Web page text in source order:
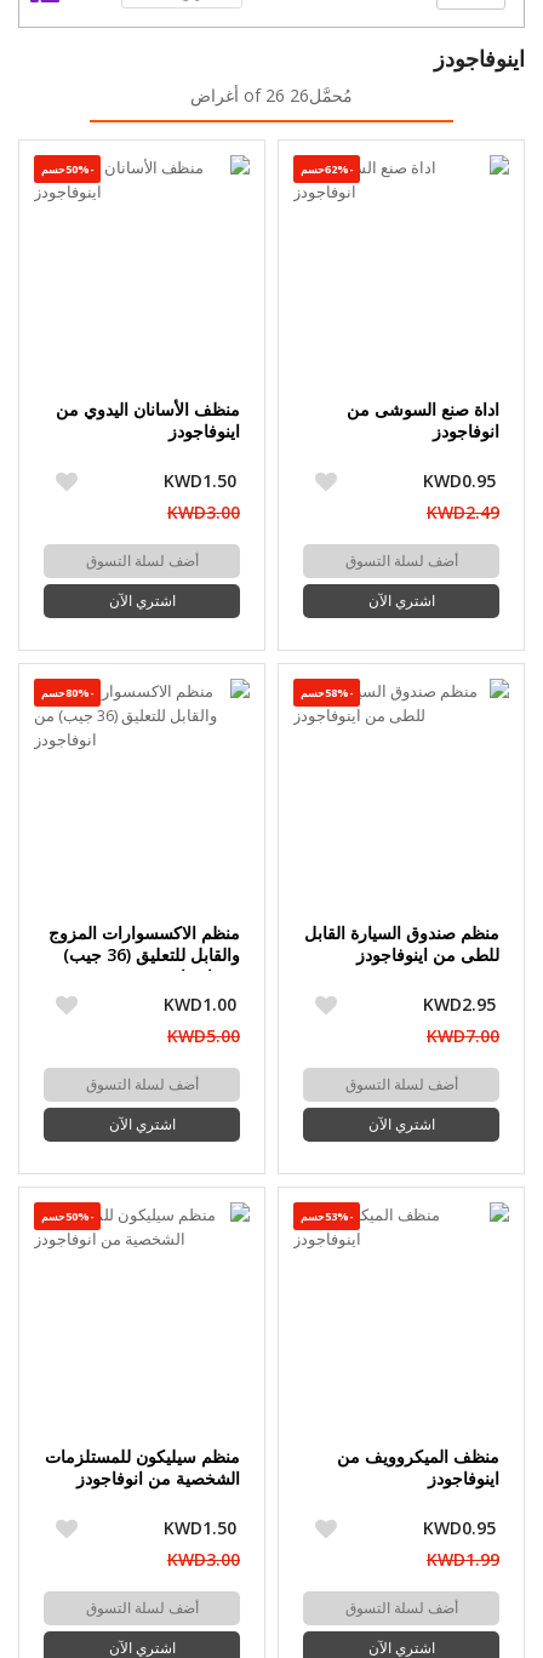
اينوفاجودز
مُحمَّل26 of 26 أغراض
-62%حسم
اداة صنع السوشى من
انوفاجودز
KWD0.95
KWD2.49
أضف لسلة التسوق
اشتري الآن
-50%حسم
منظف الأسانان اليدوي من
اينوفاجودز
KWD1.50
KWD3.00
أضف لسلة التسوق
اشتري الآن
-58%حسم
منظم صندوق السيارة القابل
للطى من اينوفاجودز
KWD2.95
KWD7.00
أضف لسلة التسوق
اشتري الآن
-80%حسم
منظم الاكسسوارات المزوج
والقابل للتعليق (36 جيب)
من انوفاجودز
KWD1.00
KWD5.00
أضف لسلة التسوق
اشتري الآن
-53%حسم
منظف الميكروويف من
اينوفاجودز
KWD0.95
KWD1.99
أضف لسلة التسوق
اشتري الآن
-50%حسم
منظم سيليكون للمستلزمات
الشخصية من انوفاجودز
KWD1.50
KWD3.00
أضف لسلة التسوق
اشتري الآن